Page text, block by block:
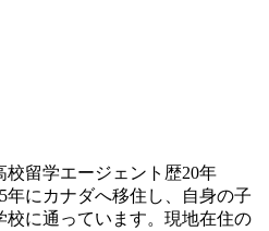
校留学エージェント歴20年
年にカナダへ移住し、自身の子
校に通っています。現地在住の